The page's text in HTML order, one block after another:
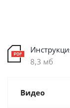
8,3 мб
Видео